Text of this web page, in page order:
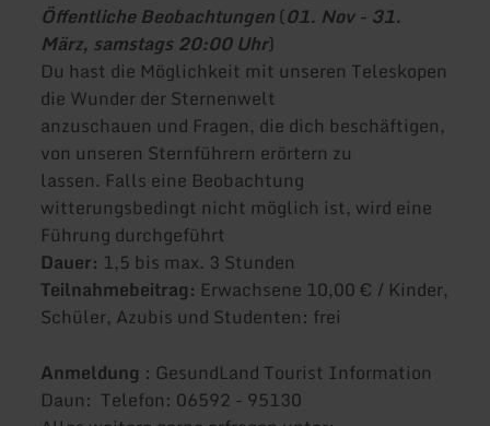
Öffentliche Beobachtungen(01. Nov - 31.
März, samstags 20:00 Uhr)
Du hast die Möglichkeit mit unseren Teleskopen
die Wunder der Sternenwelt
anzuschauen und Fragen, die dich beschäftigen,
von unseren Sternführern erörtern zu
lassen. Falls eine Beobachtung
witterungsbedingt nicht möglich ist, wird eine
Führung durchgeführt
Dauer: 1,5 bis max. 3 Stunden
Teilnahmebeitrag: Erwachsene 10,00 € / Kinder,
Schüler, Azubis und Studenten: frei
Anmeldung : GesundLand Tourist Information
Daun: Telefon: 06592 - 95130